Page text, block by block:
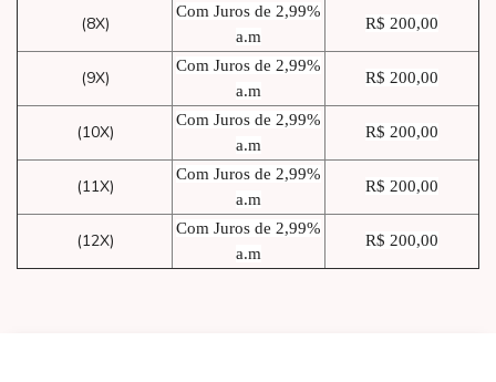
(8X)
Com Juros de 2,99%
a.m
R$ 200,00
(9X)
Com Juros de 2,99%
a.m
R$ 200,00
(10X)
Com Juros de 2,99%
a.m
R$ 200,00
(11X)
Com Juros de 2,99%
a.m
R$ 200,00
(12X)
Com Juros de 2,99%
a.m
R$ 200,00